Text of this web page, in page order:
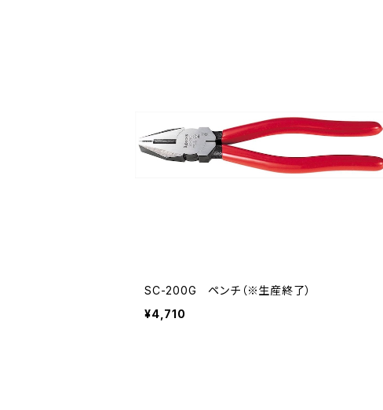
SC-200G ペンチ（※生産終了）
¥4,710